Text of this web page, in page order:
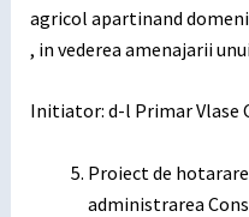
agricol apartinand
, in vederea amenajarii
Initiator: d-l Primar Vlase
Proiect de
administrarea